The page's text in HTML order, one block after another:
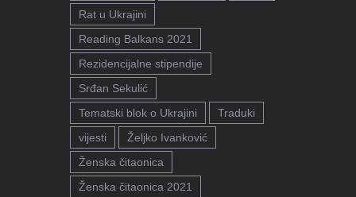
Rat u Ukrajini
Reading Balkans 2021
Rezidencijalne stipendije
Srđan Sekulić
Tematski blok o Ukrajini
Traduki
vijesti
Željko Ivanković
Ženska čitaonica
Ženska čitaonica 2021